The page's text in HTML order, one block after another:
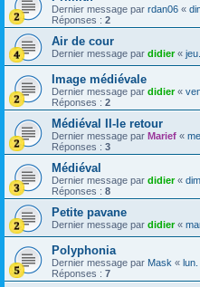
Dernier message par rdan06 «
Réponses : 2
Air de cour
Dernier message par didier«
Image médiévale
Dernier message par didier«
Réponses : 2
Médiéval II-le retour
Dernier message par Marief «
Réponses : 3
Médiéval
Dernier message par didier«
Réponses : 8
Petite pavane
Dernier message par didier«
Polyphonia
Dernier message par Mask «
Réponses : 7